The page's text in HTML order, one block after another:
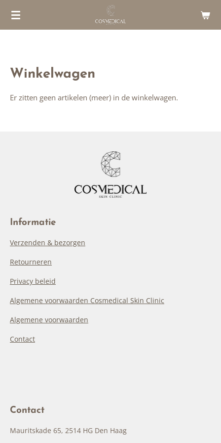
Ga
Winkelwagen
Er zitten geen artikelen (meer) in de winkelwagen.
Informatie
Verzenden & bezorgen
Retourneren
Privacy beleid
Algemene voorwaarden Cosmedical Skin Clinic
Algemene voorwaarden
Contact
Contact
Mauritskade 65, 2514 HG Den Haag